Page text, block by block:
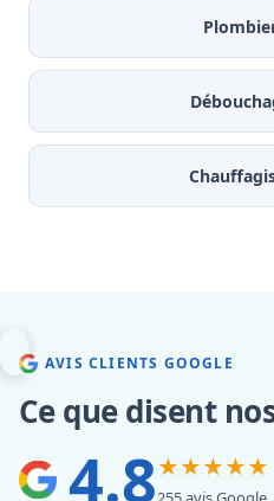
AVIS CLIENTS GOOGLE
Ce que disent
4.8★★★★★